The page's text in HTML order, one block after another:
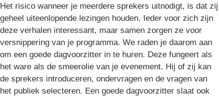
Het risico wanneer je meerdere sprekers uitnodigt, is dat zij
geheel uiteenlopende lezingen houden. Ieder voor zich zijn
deze verhalen interessant, maar samen zorgen ze voor
versnippering van je programma. We raden je daarom aan
om een goede dagvoorzitter in te huren. Deze fungeert als
het ware als de smeerolie van je evenement. Hij of zij kan
de sprekers introduceren, ondervragen en de vragen van
het publiek selecteren. Een goede dagvoorzitter slaat ook